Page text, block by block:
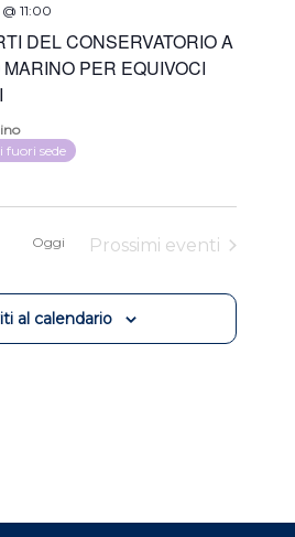
DEL CONSERVATORIO A
PER EQUIVOCI
11:00
fuori sede
Oggi Prossimi eventi
al calendario